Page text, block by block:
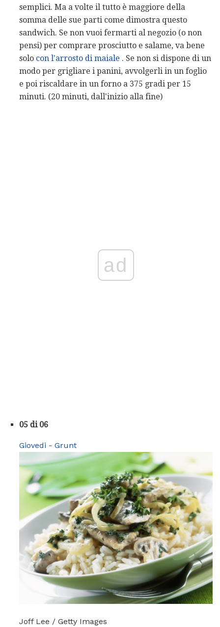
semplici. Ma a volte il tutto è maggiore della
somma delle sue parti come dimostra questo
sandwich. Se non vuoi fermarti al negozio (o non
pensi) per comprare prosciutto e salame, va bene
solo con l'arrosto di maiale . Se non si dispone di un
modo per grigliare i panini, avvolgerli in un foglio
e poi riscaldare in un forno a 375 gradi per 15
minuti. (20 minuti, dall'inizio alla fine)
ad
05 di 06
Giovedi - Grunt
Joff Lee / Getty Images